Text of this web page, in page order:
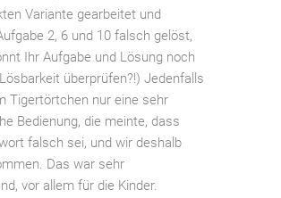
Variante gearbeitet und
2, 6 und 10 falsch gelöst,
Ihr Aufgabe und Lösung noch
überprüfen?!) Jedenfalls
Tigertörtchen nur eine sehr
Bedienung, die meinte, dass
falsch sei, und wir deshalb
Das war sehr
vor allem für die Kinder.